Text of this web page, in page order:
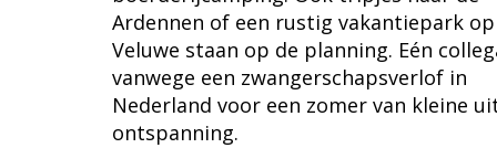
Ardennen of een rustig vakantiepark
Veluwe staan op de planning. Eén
vanwege een zwangerschapsverlof in
Nederland voor een zomer van kleine
ontspanning.